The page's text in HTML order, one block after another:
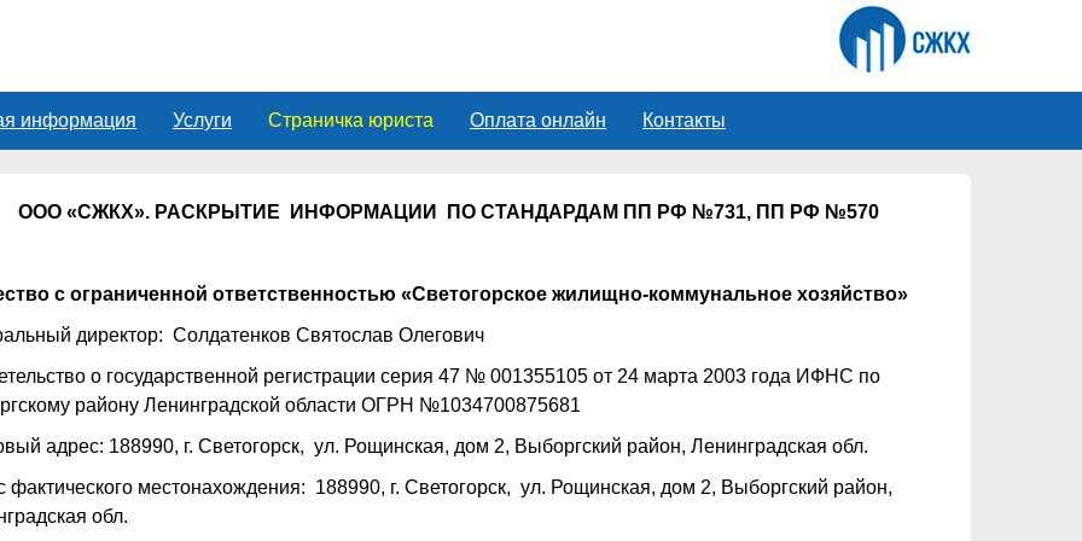
информация Услуги Страничка юриста Оплата онлайн Контакты
ООО «СЖКХ». РАСКРЫТИЕ ИНФОРМАЦИИ ПО СТАНДАРДАМ ПП РФ №731, ПП РФ №570
с ограниченной ответственностью «Светогорское жилищно-коммунальное хозяйство»
директор: Солдатенков Святослав Олегович
о государственной регистрации серия 47 № 001355105 от 24 марта 2003 года ИФНС по
району Ленинградской области ОГРН №1034700875681
адрес: 188990, г. Светогорск, ул. Рощинская, дом 2, Выборгский район, Ленинградская обл.
фактического местонахождения: 188990, г. Светогорск, ул. Рощинская, дом 2, Выборгский район,
обл.